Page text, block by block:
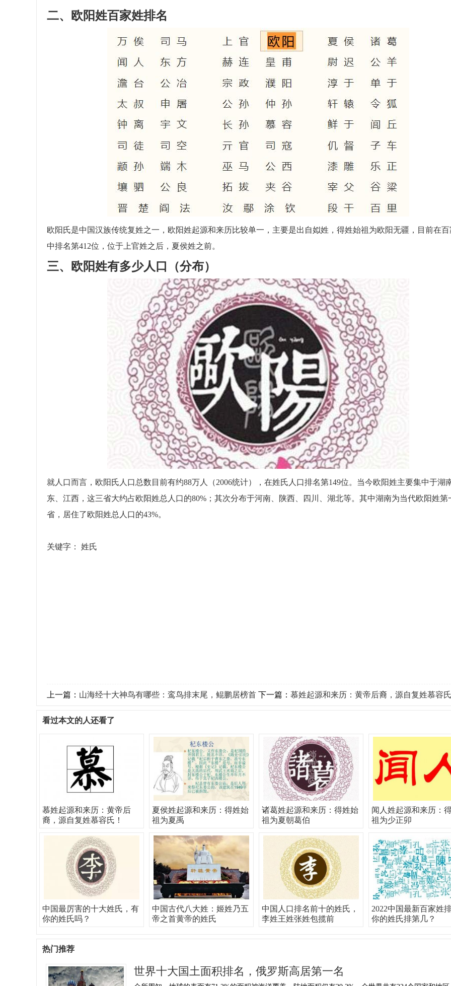
二、欧阳姓百家姓排名
欧阳氏是中国汉族传统复姓之一，欧阳姓起源和来历比较单一，主要是出自姒姓，得姓始祖为欧阳无疆，目前在
中排名第412位，位于上官姓之后，夏侯姓之前。
三、欧阳姓有多少人口（分布）
就人口而言，欧阳氏人口总数目前有约88万人（2006统计），在姓氏人口排名第149位。当今欧阳姓主要集中于湖
东、江西，这三省大约占欧阳姓总人口的80%；其次分布于河南、陕西、四川、湖北等。其中湖南为当代欧阳姓第
省，居住了欧阳姓总人口的43%。
关键字： 姓氏
上一篇： 山海经十大神鸟有哪些：鸾鸟排末尾，鲲鹏居榜首 下一篇： 慕姓起源和来历：黄帝后裔，源自复姓慕容
看过本文的人还看了
慕姓起源和来历：黄帝后
裔，源自复姓慕容氏！
夏侯姓起源和来历：得姓始
祖为夏禹
诸葛姓起源和来历：得姓始
祖为夏朝葛伯
闻人姓起源和来历：
祖为少正卯
中国最厉害的十大姓氏，有
你的姓氏吗？
中国古代八大姓：姬姓乃五
帝之首黄帝的姓氏
中国人口排名前十的姓氏，
李姓王姓张姓包揽前
2022中国最新百家姓
你的姓氏排第几？
热门推荐
世界十大国土面积排名，俄罗斯高居第一名